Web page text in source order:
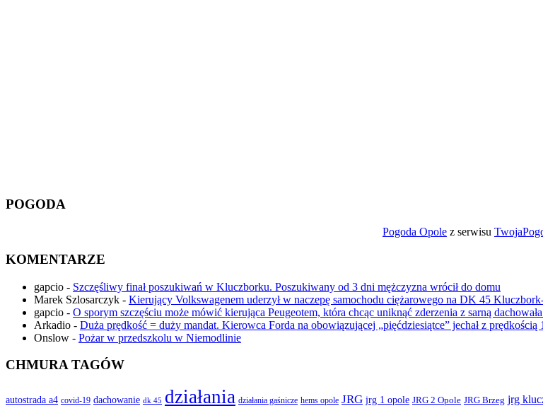
POGODA
Pogoda Opole z serwisu
KOMENTARZE
gapcio - Szczęśliwy finał poszukiwań w Kluczborku. Poszukiwany od 3 dni mężczyzna wrócił do domu
Marek Szlosarczyk - Kierujący Volkswagenem uderzył w naczepę samochodu ciężarowego na DK 45
gapcio - O sporym szczęściu może mówić kierująca Peugeotem, która chcąc uniknąć zderzenia z sarną
Arkadio - Duża prędkość = duży mandat. Kierowca Forda na obowiązującej „pięćdziesiątce” jechał z prędkością
Onslow - Pożar w przedszkolu w Niemodlinie
CHMURA TAGÓW
autostrada a4 covid-19 dachowanie dk 45 działania działania gaśnicze hems opole JRG jrg 1 opole JRG 2 Opole JRG Brzeg jrg